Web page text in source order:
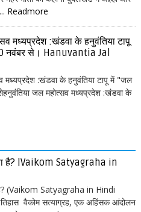
Readmore
मध्यप्रदेश :खंडवा के हनुवंतिया टापू
नवंबर से। Hanuvantia Jal
मध्यप्रदेश :खंडवा के हनुवंतिया टापू में "जल
जल महोत्सव मध्यप्रदेश :खंडवा के
है? |Vaikom Satyagraha in
(Vaikom Satyagraha in Hindi
वैकोम सत्याग्रह, एक अहिंसक आंदोलन